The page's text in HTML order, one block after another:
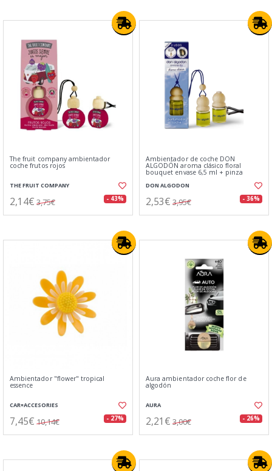
The fruit company ambientador
coche frutos rojos
THE FRUIT COMPANY
2,14€ 3,75€ - 43%
Ambientador de coche DON
ALGODÓN aroma clásico floral
bouquet envase 6,5 ml + pinza
DON ALGODON
2,53€ 3,95€ - 36%
Ambientador "flower" tropical
essence
CAR+ACCESORIES
7,45€ 10,14€ - 27%
Aura ambientador coche flor de
algodón
AURA
2,21€ 3,00€ - 26%